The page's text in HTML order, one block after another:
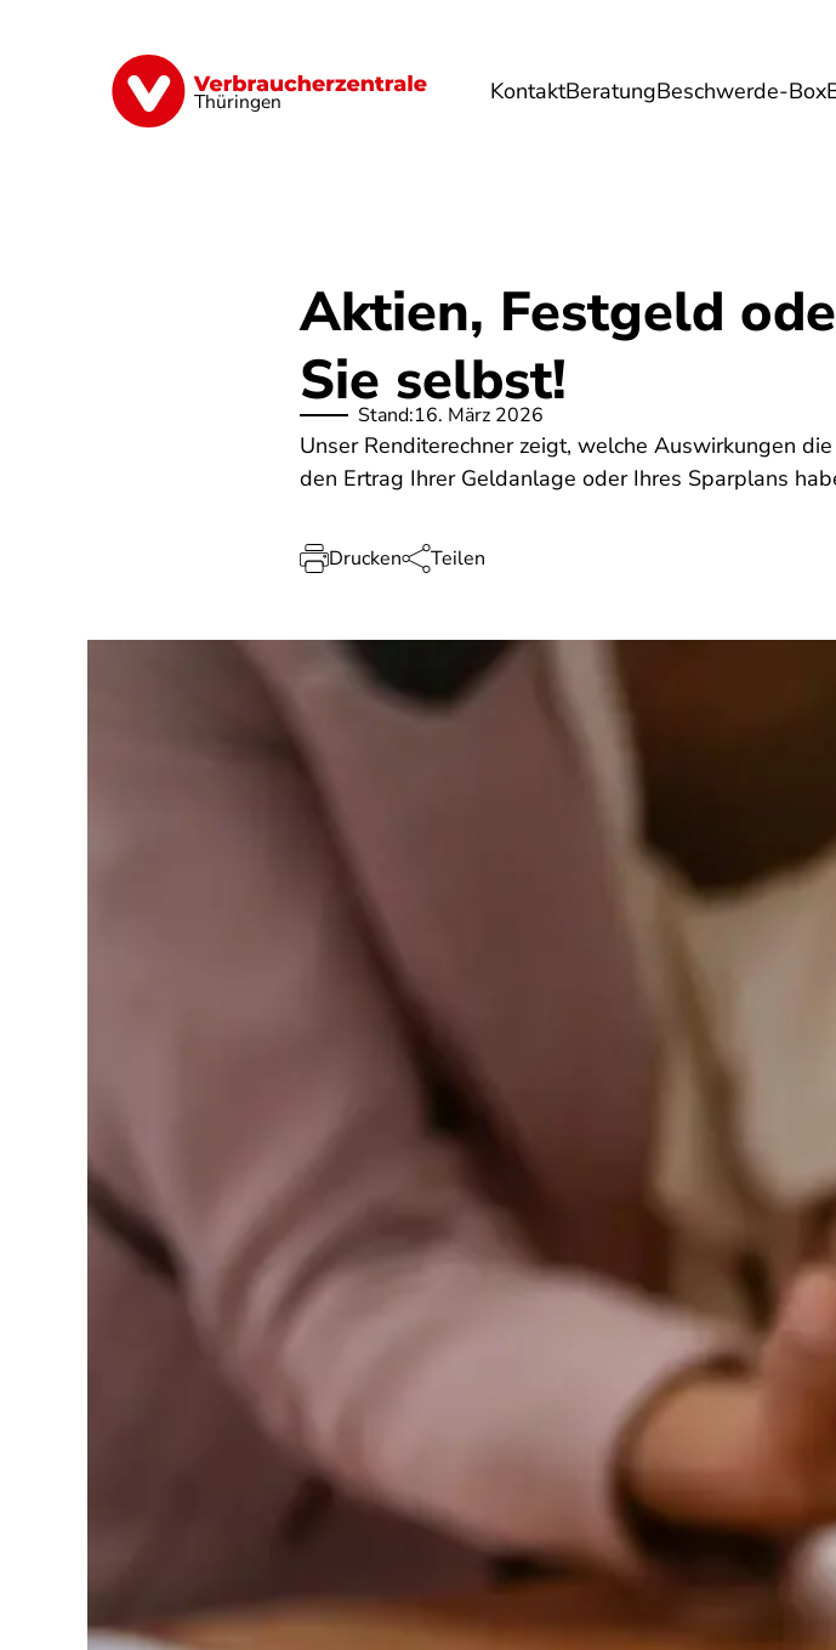
Thüringen KontaktBeratungBeschwerde-Box
Finanzen Digitales Lebensmittel Umwelt
Aktien, Festgeld
Sie selbst!
Stand:16. März 2026
Unser Renditerechner zeigt, welche Auswirkungen
den Ertrag Ihrer Geldanlage oder Ihres Sparplans
Drucken Teilen